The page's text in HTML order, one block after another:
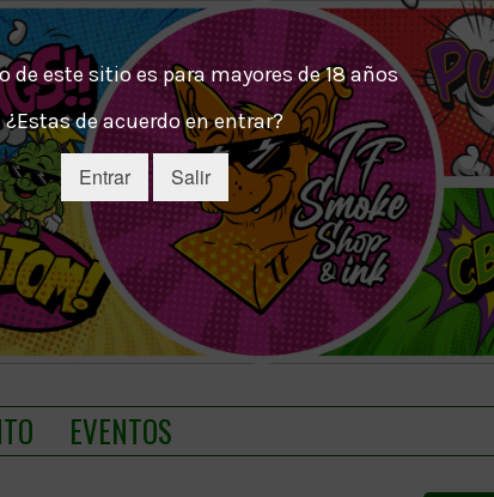
de este sitio es para mayores de 18 años
¿Estas de acuerdo en entrar?
Entrar Salir
EVENTOS